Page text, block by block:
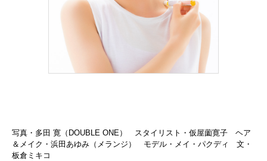
写真・多田 寛（DOUBLE ONE） スタイリスト・仮屋薗寛子 ヘア
＆メイク・浜田あゆみ（メランジ） モデル・メイ・パクディ 文・
板倉ミキコ